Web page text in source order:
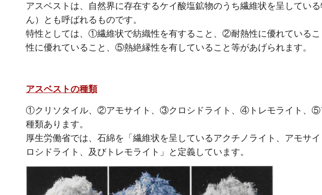
アスベストは、自然界に存在するケイ酸塩鉱物のうち繊維状を呈してい
ん）とも呼ばれるものです。
特性としては、①繊維状で紡織性を有すること、②耐熱性に優れている
性に優れていること、⑤熱絶縁性を有していること等があげられます。
アスベストの種類
①クリソタイル、②アモサイト、③クロシドライト、④トレモライト、⑤
種類あります。
厚生労働省では、石綿を「繊維状を呈しているアクチノライト、アモサ
ロシドライト、及びトレモライト」と定義しています。